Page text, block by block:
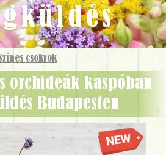
csokrok
Budapesten